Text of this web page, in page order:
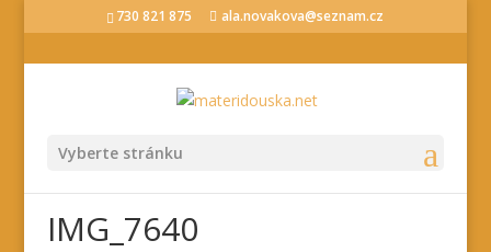
730 821 875 ala.novakova@seznam.cz
Vyberte stránku
IMG_7640